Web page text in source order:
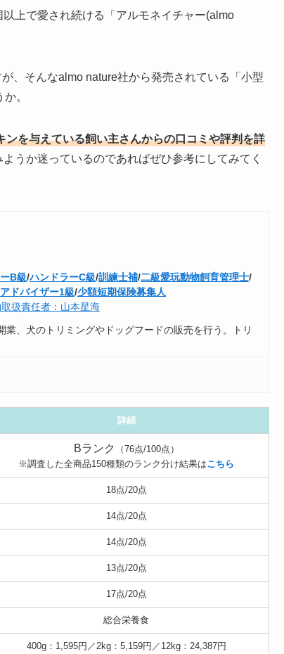
上で愛され続ける「アルモネイチャー(almo
、そんなalmo nature社から発売されている「小型
。
を与えている飼い主さんからの口コミや評判を詳
うか迷っているのであればぜひ参考にしてみてく
B級/ハンドラーC級/訓練士補/二級愛玩動物飼育管理士/
ドバイザー1級/少額短期保険募集人
扱責任者：山本星海
、犬のトリミングやドッグフードの販売を行う。トリ
詳細
Bランク
（76点/100点）
※調査した全商品150種類のランク分け結果はこちら
18点/20点
14点/20点
14点/20点
13点/20点
17点/20点
総合栄養食
400g：1,595円／2kg：5,159円／12kg：24,387円